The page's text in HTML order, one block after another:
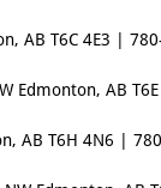
AB T6C 4E3 |
Edmonton, AB T6E
AB T6H 4N6 |